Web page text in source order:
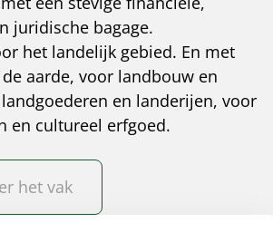
juridische bagage.
het landelijk gebied. En met
aarde, voor landbouw en
en landerijen, voor
en cultureel erfgoed.
het vak